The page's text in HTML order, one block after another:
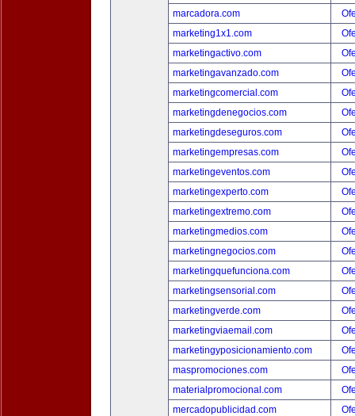
marcadora.com
marketing1x1.com
marketingactivo.com
marketingavanzado.com
marketingcomercial.com
marketingdenegocios.com
marketingdeseguros.com
marketingempresas.com
marketingeventos.com
marketingexperto.com
marketingextremo.com
marketingmedios.com
marketingnegocios.com
marketingquefunciona.com
marketingsensorial.com
marketingverde.com
marketingviaemail.com
marketingyposicionamiento.com
maspromociones.com
materialpromocional.com
mercadopublicidad.com